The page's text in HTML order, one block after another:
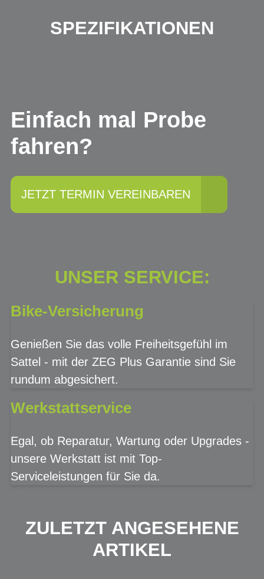
SPEZIFIKATIONEN
Einfach mal Probe
fahren?
JETZT TERMIN VEREINBAREN
UNSER SERVICE:
Bike-Versicherung
Genießen Sie das volle Freiheitsgefühl im
Sattel - mit der ZEG Plus Garantie sind Sie
rundum abgesichert.
Werkstattservice
Egal, ob Reparatur, Wartung oder Upgrades -
unsere Werkstatt ist mit Top-
Serviceleistungen für Sie da.
ZULETZT ANGESEHENE
ARTIKEL